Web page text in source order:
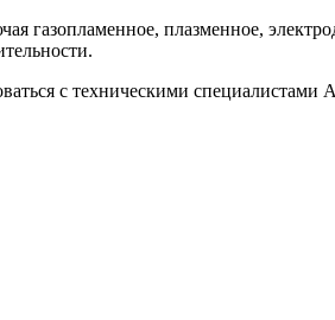
газопламенное, плазменное,
с техническими специалистами